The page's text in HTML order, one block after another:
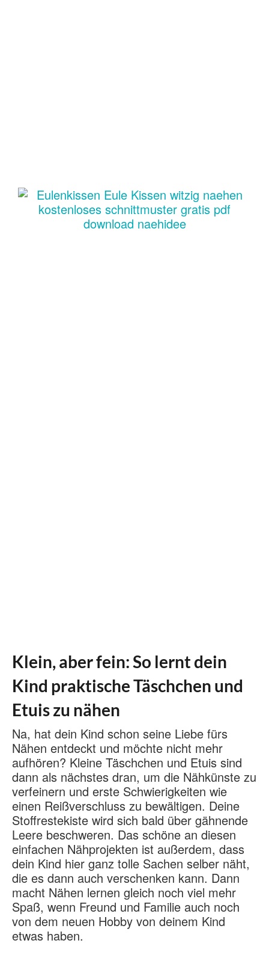
Klein, aber fein: So lernt dein
Kind praktische Täschchen und
Etuis zu nähen
Na, hat dein Kind schon seine Liebe fürs
Nähen entdeckt und möchte nicht mehr
aufhören? Kleine Täschchen und Etuis sind
dann als nächstes dran, um die Nähkünste zu
verfeinern und erste Schwierigkeiten wie
einen Reißverschluss zu bewältigen. Deine
Stoffrestekiste wird sich bald über gähnende
Leere beschweren. Das schöne an diesen
einfachen Nähprojekten ist außerdem, dass
dein Kind hier ganz tolle Sachen selber näht,
die es dann auch verschenken kann. Dann
macht Nähen lernen gleich noch viel mehr
Spaß, wenn Freund und Familie auch noch
von dem neuen Hobby von deinem Kind
etwas haben.